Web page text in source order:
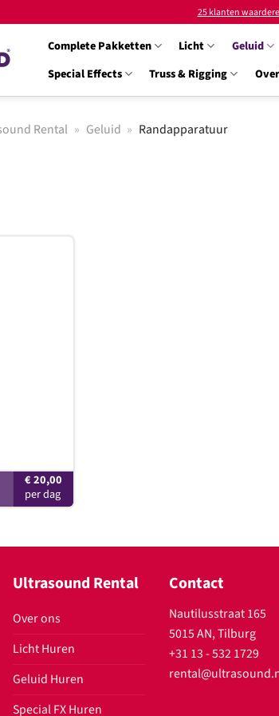
25 klanten
Complete Pakketten Licht Geluid
Special Effects
Truss & Rigging
Rental » Geluid » Randapparatuur
€20,00
Ultrasound Rental
Over ons
Licht Huren
Geluid Huren
Special FX Huren
Contact
Nautilusstraat 165
5015 AN, Tilburg
+31 13 - 532 1729